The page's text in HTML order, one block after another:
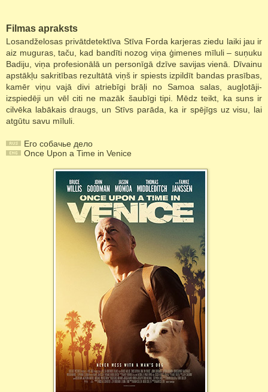
Filmas apraksts
Losandželosas privātdetektīva Stīva Forda karjeras ziedu laiki jau ir
aiz muguras, taču, kad bandīti nozog viņa ģimenes mīluli – suņuku
Badiju, viņa profesionālā un personīgā dzīve savijas vienā. Dīvainu
apstākļu sakritības rezultātā viņš ir spiests izpildīt bandas prasības,
kamēr viņu vajā divi atriebīgi brāļi no Samoa salas, augļotāji-
izspiedēji un vēl citi ne mazāk šaubīgi tipi. Mēdz teikt, ka suns ir
cilvēka labākais draugs, un Stīvs parāda, ka ir spējīgs uz visu, lai
atgūtu savu mīluli.
Его собачье дело
Once Upon a Time in Venice